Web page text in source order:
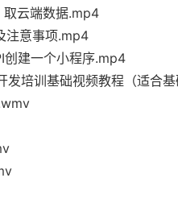
云端数据.mp4
注意事项.mp4
创建一个小程序.mp4
发培训基础视频教程（适合基